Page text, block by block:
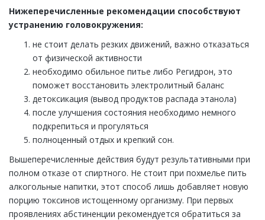
Нижеперечисленные рекомендации способствуют
устранению головокружения:
не стоит делать резких движений, важно отказаться
от физической активности
необходимо обильное питье либо Регидрон, это
поможет восстановить электролитный баланс
детоксикация (вывод продуктов распада этанола)
после улучшения состояния необходимо немного
подкрепиться и прогуляться
полноценный отдых и крепкий сон.
Вышеперечисленные действия будут результативными при
полном отказе от спиртного. Не стоит при похмелье пить
алкогольные напитки, этот способ лишь добавляет новую
порцию токсинов истощенному организму. При первых
проявлениях абстиненции рекомендуется обратиться за